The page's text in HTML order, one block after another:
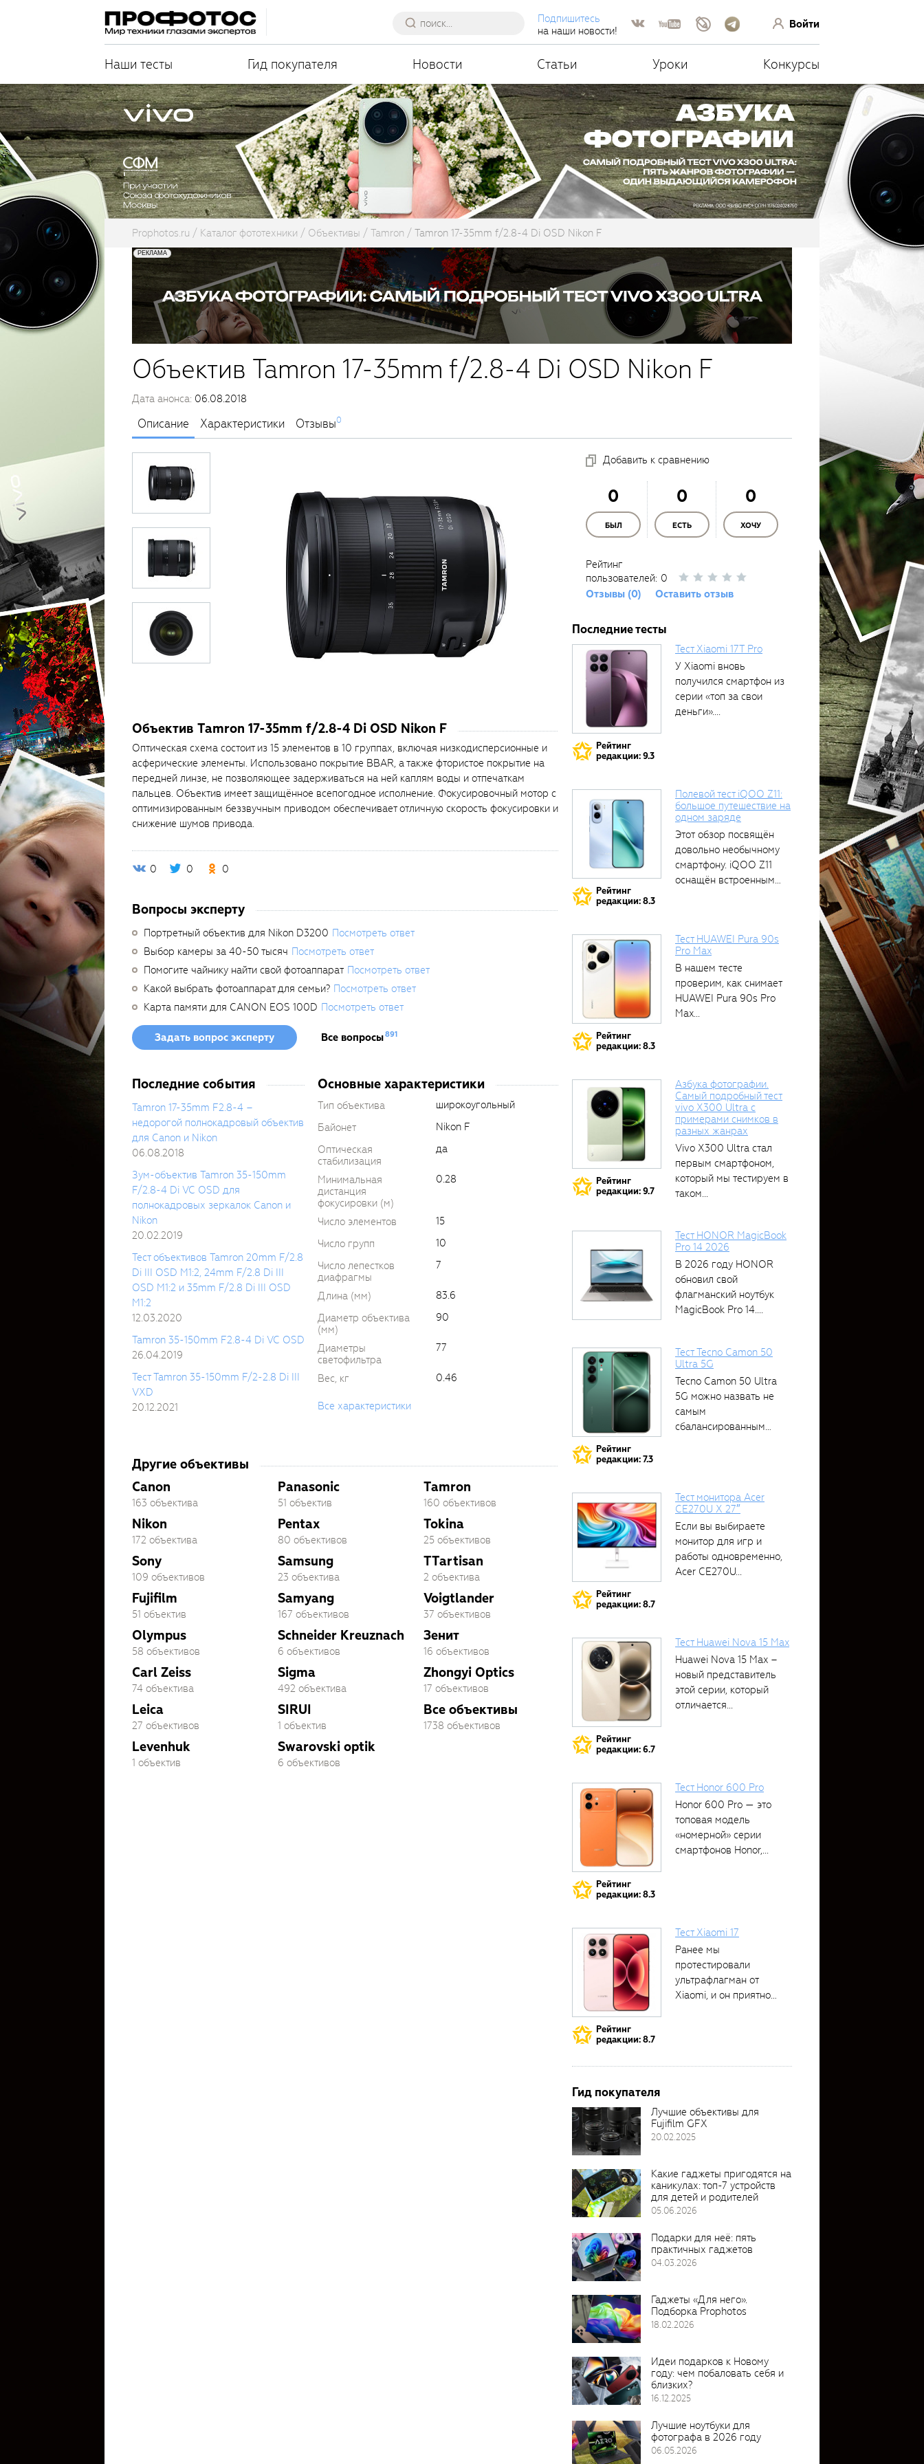
Подпишитесь
на наши новости!
Войти
Наши тесты Гид покупателя Новости Статьи Уроки Конкурсы
Prophotos.ru Каталог фототехники Объективы Tamron Tamron 17-35mm f/2.8-4 Di OSD Nikon F
Объектив Tamron 17-35mm f/2.8-4 Di OSD Nikon F
Дата анонса: 06.08.2018
Описание Характеристики Отзывы0
Объектив Tamron 17-35mm f/2.8-4 Di OSD Nikon F
Оптическая схема состоит из 15 элементов в 10 группах, включая низкодисперсионные и
асферические элементы. Использовано покрытие BBAR, а также фтористое покрытие на
передней линзе, не позволяющее задерживаться на ней каплям воды и отпечаткам
пальцев. Объектив имеет защищённое всепогодное исполнение. Фокусировочный мотор с
оптимизированным беззвучным приводом обеспечивает отличную скорость фокусировки и
снижение шумов привода.
0 0 0
Вопросы эксперту
Портретный объектив для Nikon D3200 Посмотреть ответ
Выбор камеры за 40-50 тысяч Посмотреть ответ
Помогите чайнику найти свой фотоаппарат Посмотреть ответ
Какой выбрать фотоаппарат для семьи? Посмотреть ответ
Карта памяти для CANON EOS 100D Посмотреть ответ
Задать вопрос эксперту Все вопросы891
Последние события
Tamron 17-35mm F2.8-4 –
недорогой полнокадровый объектив
для Canon и Nikon
06.08.2018
Зум-объектив Tamron 35-150mm
F/2.8-4 Di VC OSD для
полнокадровых зеркалок Canon и
Nikon
20.02.2019
Тест объективов Tamron 20mm F/2.8
Di III OSD M1:2, 24mm F/2.8 Di III
OSD M1:2 и 35mm F/2.8 Di III OSD
M1:2
12.03.2020
Tamron 35-150mm F2.8-4 Di VC OSD
26.04.2019
Тест Tamron 35-150mm F/2-2.8 Di III
VXD
20.12.2021
Основные характеристики
Тип объектива
широкоугольный
Байонет
Nikon F
Оптическая
стабилизация
да
Минимальная
дистанция
фокусировки (м)
0.28
Число элементов
15
Число групп
10
Число лепестков
диафрагмы
7
Длина (мм)
83.6
Диаметр объектива
(мм)
90
Диаметры
светофильтра
77
Вес, кг 0.46
Все характеристики
Другие объективы
Canon
163 объектива
Nikon
172 объектива
Sony
109 объективов
Fujifilm
51 объектив
Olympus
58 объективов
Carl Zeiss
74 объектива
Leica
27 объективов
Levenhuk
1 объектив
Panasonic
51 объектив
Pentax
80 объективов
Samsung
23 объектива
Samyang
167 объективов
Schneider Kreuznach
6 объективов
Sigma
492 объектива
SIRUI
1 объектив
Swarovski optik
6 объективов
Tamron
160 объективов
Tokina
25 объективов
TTartisan
2 объектива
Voigtlander
37 объективов
Зенит
16 объективов
Zhongyi Optics
17 объективов
Все объективы
1738 объективов
Добавить к сравнению
0
БЫЛ
0
ЕСТЬ
0
ХОЧУ
Рейтинг
пользователей: 0
Отзывы (0)
Оставить отзыв
Последние тесты
Рейтинг
редакции: 9.3
Тест Xiaomi 17T Pro
У Xiaomi вновь
получился смартфон из
серии «топ за свои
деньги»....
Рейтинг
редакции: 8.3
Полевой тест iQOO Z11:
большое путешествие на
одном заряде
Этот обзор посвящён
довольно необычному
смартфону. iQOO Z11
оснащён встроенным
Рейтинг
редакции: 8.3
Тест HUAWEI Pura 90s
Pro Max
В нашем тесте
проверим, как снимает
HUAWEI Pura 90s Pro
Max...
Рейтинг
редакции: 9.7
Азбука фотографии.
Самый подробный тест
vivo X300 Ultra с
примерами снимков в
разных жанрах
Vivo X300 Ultra стал
первым смартфоном,
который мы тестируем в
таком...
Тест HONOR MagicBook
Pro 14 2026
В 2026 году HONOR
обновил свой
флагманский ноутбук
MagicBook Pro 14....
Рейтинг
редакции: 7.3
Тест Tecno Camon 50
Ultra 5G
Tecno Camon 50 Ultra
5G можно назвать не
самым
сбалансированным
Рейтинг
редакции: 8.7
Тест монитора Acer
CE270U X 27″
Если вы выбираете
монитор для игр и
работы одновременно,
Acer CE270U...
Рейтинг
редакции: 6.7
Тест Huawei Nova 15 Max
Huawei Nova 15 Max –
новый представитель
этой серии, который
отличается...
Рейтинг
редакции: 8.3
Тест Honor 600 Pro
Honor 600 Pro — это
топовая модель
«номерной» серии
смартфонов Honor,...
Рейтинг
редакции: 8.7
Тест Xiaomi 17
Ранее мы
протестировали
ультрафлагман от
Xiaomi, и он приятно
Гид покупателя
Лучшие объективы для
Fujifilm GFX
20.02.2025
Какие гаджеты пригодятся на
каникулах: топ-7 устройств
для детей и родителей
05.06.2026
Подарки для неё: пять
практичных гаджетов
04.03.2026
Гаджеты «Для него».
Подборка Prophotos
18.02.2026
Идеи подарков к Новому
году: чем побаловать себя и
близких?
16.12.2025
Лучшие ноутбуки для
фотографа в 2026 году
06.05.2026